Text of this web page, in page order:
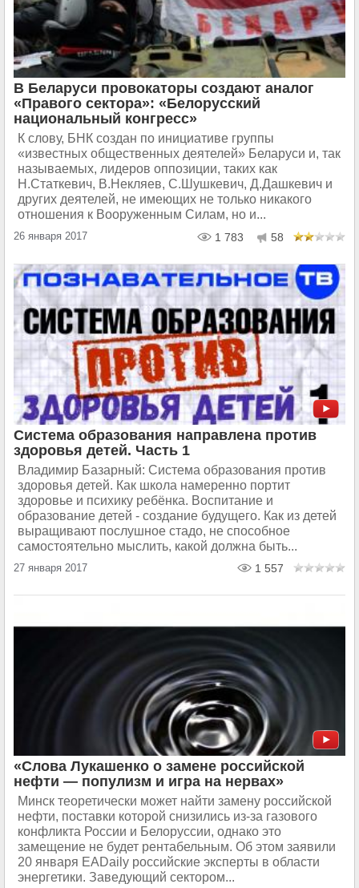
В Беларуси провокаторы создают аналог
«Правого сектора»: «Белорусский
национальный конгресс»
К слову, БНК создан по инициативе группы
«известных общественных деятелей» Беларуси и, так
называемых, лидеров оппозиции, таких как
Н.Статкевич, В.Некляев, С.Шушкевич, Д.Дашкевич и
других деятелей, не имеющих не только никакого
отношения к Вооруженным Силам, но и...
26 января 2017 1 783 58
Система образования направлена против
здоровья детей. Часть 1
Владимир Базарный: Система образования против
здоровья детей. Как школа намеренно портит
здоровье и психику ребёнка. Воспитание и
образование детей - создание будущего. Как из детей
выращивают послушное стадо, не способное
самостоятельно мыслить, какой должна быть...
27 января 2017 1 557
«Слова Лукашенко о замене российской
нефти — популизм и игра на нервах»
Минск теоретически может найти замену российской
нефти, поставки которой снизились из-за газового
конфликта России и Белоруссии, однако это
замещение не будет рентабельным. Об этом заявили
20 января EADaily российские эксперты в области
энергетики. Заведующий сектором...